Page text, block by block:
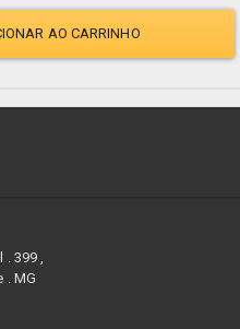
AO CARRINHO
. 399 ,
. MG